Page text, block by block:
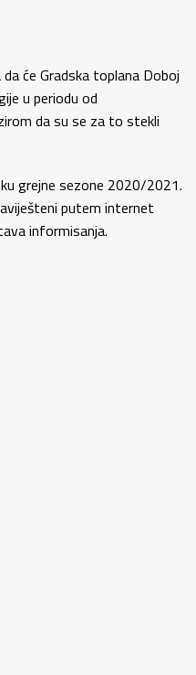
će Gradska toplana Doboj
u periodu od
da su se za to stekli
grejne sezone 2020/2021.
putem internet
informisanja.